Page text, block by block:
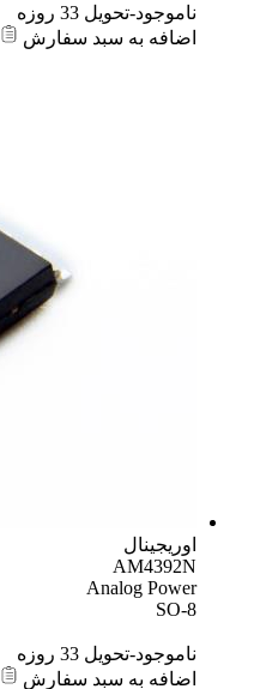
ناموجود-تحویل 33 روزه
اضافه به سبد سفارش
اوریجینال
AM4392N
Analog Power
SO-8
ناموجود-تحویل 33 روزه
اضافه به سبد سفارش